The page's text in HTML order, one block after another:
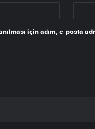
için adım, e-posta